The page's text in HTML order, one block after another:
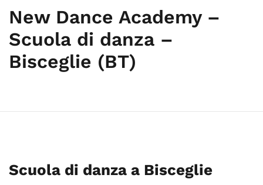
New Dance Academy –
Scuola di danza –
Bisceglie (BT)
Scuola di danza a Bisceglie